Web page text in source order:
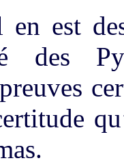
en est
des